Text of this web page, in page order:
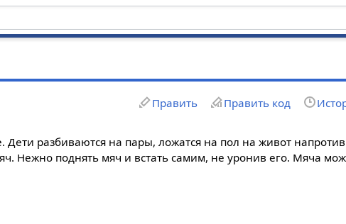
Править Править код
Дети разбиваются на пары, ложатся на пол на живот напротив
Нежно поднять мяч и встать самим, не уронив его. Мяча